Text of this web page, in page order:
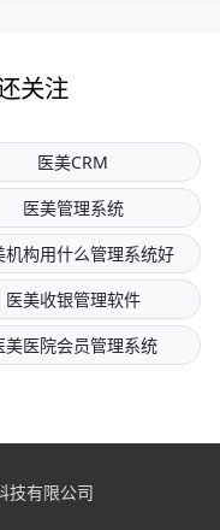
关注
医美CRM
医美管理系统
机构用什么管理系统好
医美收银管理软件
美医院会员管理系统
技有限公司